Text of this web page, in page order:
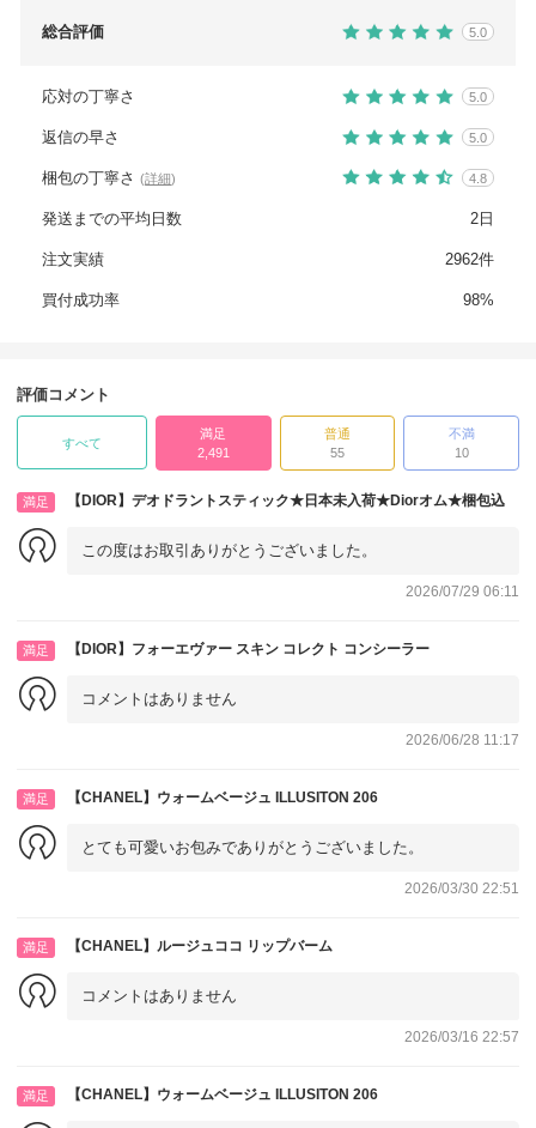
総合評価 5.0
応対の丁寧さ 5.0
返信の早さ 5.0
梱包の丁寧さ(詳細) 4.8
発送までの平均日数 2日
注文実績 2962件
買付成功率 98%
評価コメント
すべて
満足
2,491
普通
55
不満
10
満足 【DIOR】デオドラントスティック★日本未入荷★Diorオム★梱包込
この度はお取引ありがとうございました。
2026/07/29 06:11
満足 【DIOR】フォーエヴァー スキン コレクト コンシーラー
コメントはありません
2026/06/28 11:17
満足 【CHANEL】ウォームベージュ ILLUSITON 206
とても可愛いお包みでありがとうございました。
2026/03/30 22:51
満足 【CHANEL】ルージュココ リップバーム
コメントはありません
2026/03/16 22:57
満足 【CHANEL】ウォームベージュ ILLUSITON 206